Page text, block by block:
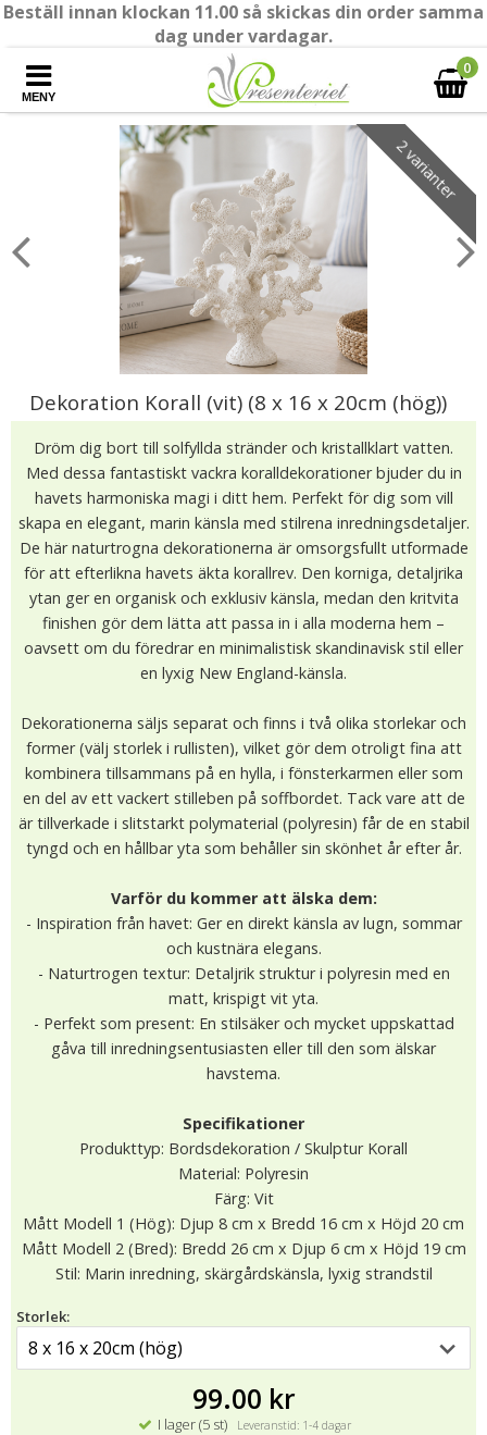
Beställ innan klockan 11.00 så skickas din order samma
dag under vardagar.
MENY
0
2 varianter
Dekoration Korall (vit) (8 x 16 x 20cm (hög))
Dröm dig bort till solfyllda stränder och kristallklart vatten.
Med dessa fantastiskt vackra koralldekorationer bjuder du in
havets harmoniska magi i ditt hem. Perfekt för dig som vill
skapa en elegant, marin känsla med stilrena inredningsdetaljer.
De här naturtrogna dekorationerna är omsorgsfullt utformade
för att efterlikna havets äkta korallrev. Den korniga, detaljrika
ytan ger en organisk och exklusiv känsla, medan den kritvita
finishen gör dem lätta att passa in i alla moderna hem –
oavsett om du föredrar en minimalistisk skandinavisk stil eller
en lyxig New England-känsla.
Dekorationerna säljs separat och finns i två olika storlekar och
former (välj storlek i rullisten), vilket gör dem otroligt fina att
kombinera tillsammans på en hylla, i fönsterkarmen eller som
en del av ett vackert stilleben på soffbordet. Tack vare att de
är tillverkade i slitstarkt polymaterial (polyresin) får de en stabil
tyngd och en hållbar yta som behåller sin skönhet år efter år.
Varför du kommer att älska dem:
- Inspiration från havet: Ger en direkt känsla av lugn, sommar
och kustnära elegans.
- Naturtrogen textur: Detaljrik struktur i polyresin med en
matt, krispigt vit yta.
- Perfekt som present: En stilsäker och mycket uppskattad
gåva till inredningsentusiasten eller till den som älskar
havstema.
Specifikationer
Produkttyp: Bordsdekoration / Skulptur Korall
Material: Polyresin
Färg: Vit
Mått Modell 1 (Hög): Djup 8 cm x Bredd 16 cm x Höjd 20 cm
Mått Modell 2 (Bred): Bredd 26 cm x Djup 6 cm x Höjd 19 cm
Stil: Marin inredning, skärgårdskänsla, lyxig strandstil
Storlek:
99.00 kr
I lager (5 st) Leveranstid: 1-4 dagar